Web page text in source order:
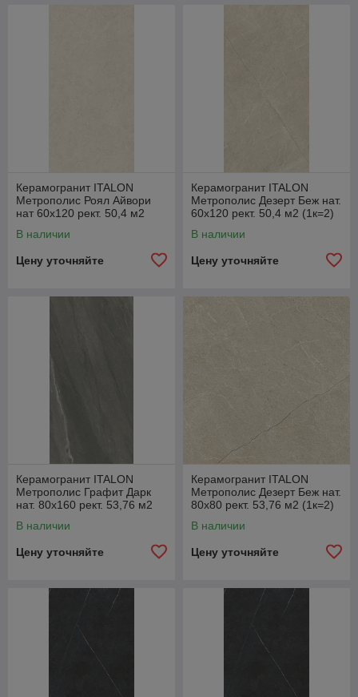
Керамогранит ITALON
Метрополис Роял Айвори
нат 60x120 рект. 50,4 м2
В наличии
Цену уточняйте
Керамогранит ITALON
Метрополис Дезерт Беж нат.
60x120 рект. 50,4 м2 (1к=2)
В наличии
Цену уточняйте
Керамогранит ITALON
Метрополис Графит Дарк
нат. 80x160 рект. 53,76 м2
В наличии
Цену уточняйте
Керамогранит ITALON
Метрополис Дезерт Беж нат.
80x80 рект. 53,76 м2 (1к=2)
В наличии
Цену уточняйте